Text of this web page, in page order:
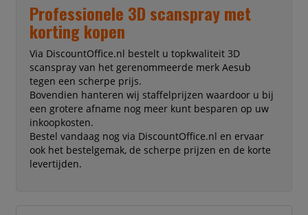
Professionele 3D scanspray met
korting kopen
Via DiscountOffice.nl bestelt u topkwaliteit 3D
scanspray van het gerenommeerde merk Aesub
tegen een scherpe prijs.
Bovendien hanteren wij staffelprijzen waardoor u bij
een grotere afname nog meer kunt besparen op uw
inkoopkosten.
Bestel vandaag nog via DiscountOffice.nl en ervaar
ook het bestelgemak, de scherpe prijzen en de korte
levertijden.